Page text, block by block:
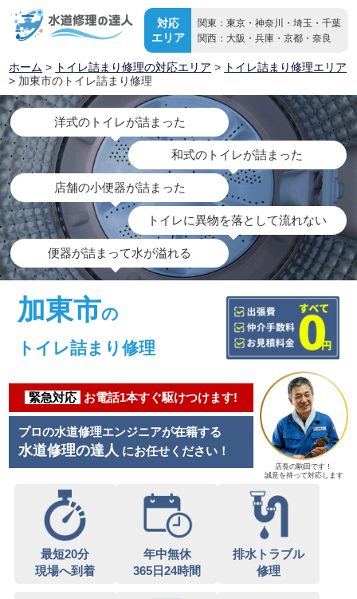
対応
エリア
関東：東京・神奈川・埼玉・千葉
関西：大阪・兵庫・京都・奈良
ホーム > トイレ詰まり修理の対応エリア > トイレ詰まり修理エリア
> 加東市のトイレ詰まり修理
洋式のトイレが詰まった
和式のトイレが詰まった
店舗の小便器が詰まった
トイレに異物を落として流れない
便器が詰まって水が溢れる
加東市の
トイレ詰まり修理
緊急対応 お電話1本すぐ駆けつけます!
プロの水道修理エンジニアが在籍する
水道修理の達人 にお任せください！
店長の駒田です！
誠意を持って対応します
最短20分
現場へ到着
年中無休
365日24時間
排水トラブル
修理